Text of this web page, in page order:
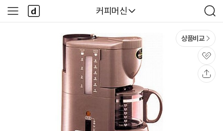
다나와
커피머신
검
색
사
이
다
나
와
상품비교
관
심